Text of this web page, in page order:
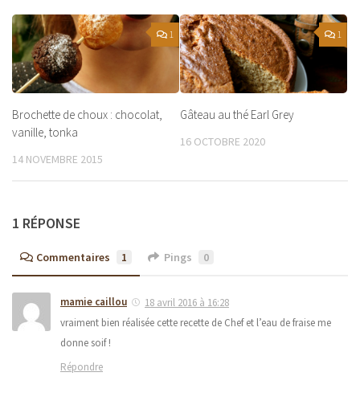
1
Brochette de choux : chocolat,
vanille, tonka
14 NOVEMBRE 2015
1
Gâteau au thé Earl Grey
16 OCTOBRE 2020
1 RÉPONSE
Commentaires 1 Pings 0
mamie caillou
18 avril 2016 à 16:28
vraiment bien réalisée cette recette de Chef et l’eau de fraise me
donne soif !
Répondre